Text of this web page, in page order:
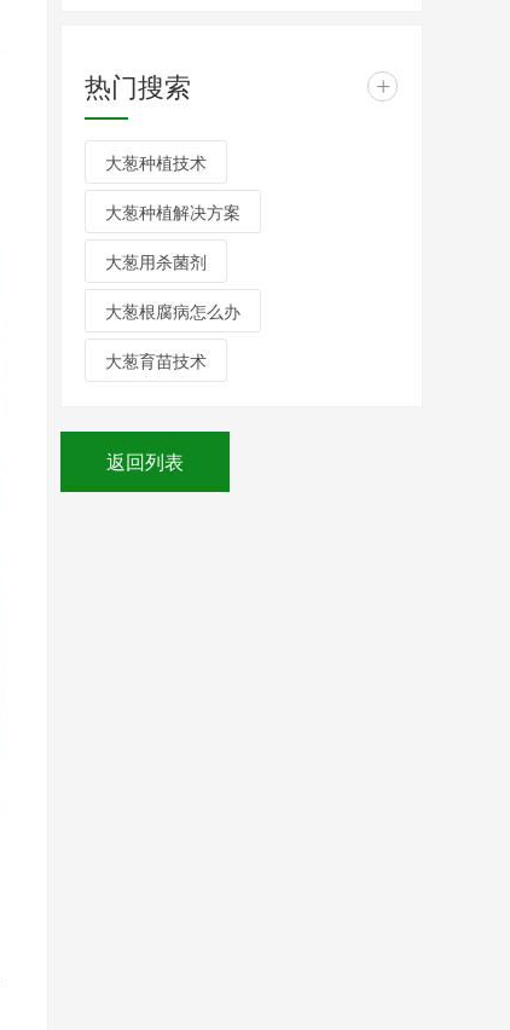
热门搜索 +
大葱种植技术
大葱种植解决方案
大葱用杀菌剂
大葱根腐病怎么办
大葱育苗技术
返回列表